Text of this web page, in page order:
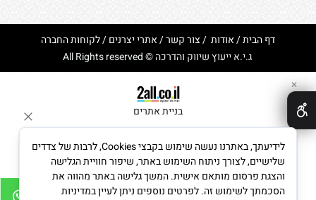
דף הבית/אודות /צור קשר/אתרי יצרנים/לקוחות החברה
ג.י.א ייעוץ שיווק והדרכה © All Rights reserved
בניית אתרים
✕
לידיעתך, באתרנו נעשה שימוש בקבצי Cookies, לרבות של צדדים
שלישיים, לצורך ניתוח השימוש באתר, שיפור חוויית הגלישה
והצגת פרסום מותאם אישית. המשך גלישה באתר מהווה את
הסכמתך לשימוש זה. לפרטים נוספים ניתן לעיין במדיניות